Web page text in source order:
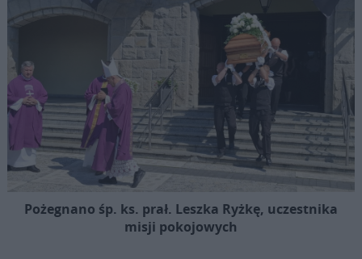
Pożegnano śp. ks. prał. Leszka Ryżkę, uczestnika
misji pokojowych